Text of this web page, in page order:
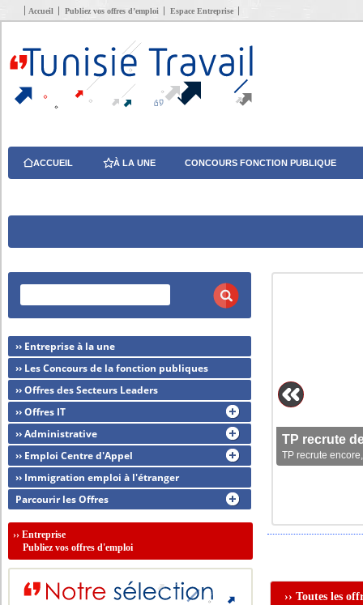
Accueil Publiez vos offres d’emploi Espace Entreprise
ACCUEIL À LA UNE CONCOURS FONCTION PUBLIQUE
TP recrute
TP recrute
›› Toutes les
›› Entreprise à la une
›› Les Concours de la fonction publiques
›› Offres des Secteurs Leaders
›› Offres IT
›› Administrative
›› Emploi Centre d'Appel
›› Immigration emploi à l'étranger
Parcourir les Offres
››Entreprise
Publiez vos offres d'emploi